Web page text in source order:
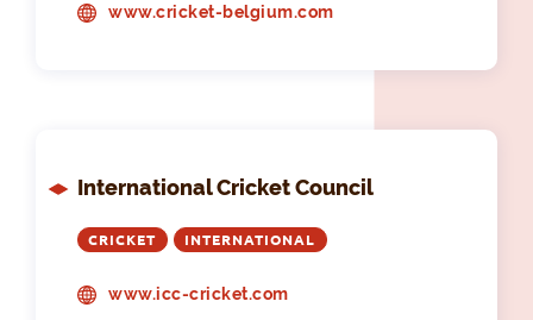
www.cricket-belgium.com
International Cricket Council
CRICKET INTERNATIONAL
www.icc-cricket.com